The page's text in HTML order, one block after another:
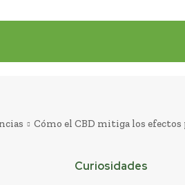
Cómo el CBD mitiga los
Curiosidades